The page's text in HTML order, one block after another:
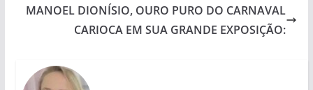
MANOEL DIONÍSIO, OURO PURO DO CARNAVAL
CARIOCA EM SUA GRANDE EXPOSIÇÃO: